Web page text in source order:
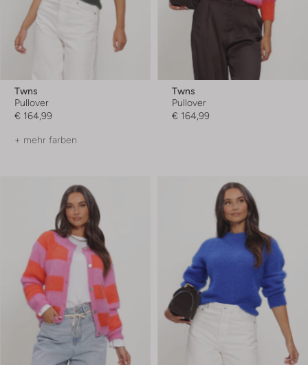
Twns
Pullover
€ 164,99
+ mehr farben
Twns
Pullover
€ 164,99